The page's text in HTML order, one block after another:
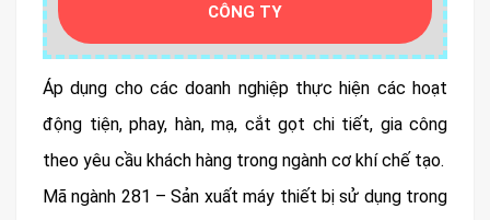
CÔNG TY
Áp dụng cho các doanh nghiệp thực hiện các hoạt
động tiện, phay, hàn, mạ, cắt gọt chi tiết, gia công
theo yêu cầu khách hàng trong ngành cơ khí chế tạo.
Mã ngành 281 – Sản xuất máy thiết bị sử dụng trong